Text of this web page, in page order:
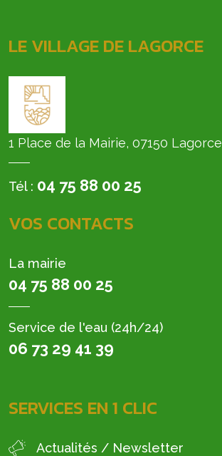
LE VILLAGE DE LAGORCE
1 Place de la Mairie, 07150 Lagorce
Tél : 04 75 88 00 25
VOS CONTACTS
La mairie
04 75 88 00 25
Service de l'eau (24h/24)
06 73 29 41 39
SERVICES EN 1 CLIC
Actualités / Newsletter